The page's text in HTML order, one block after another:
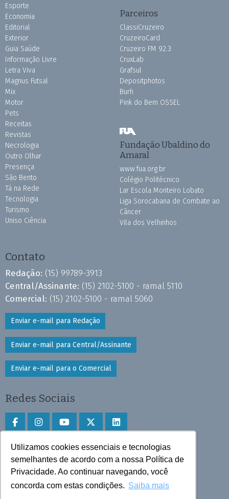
Utilizamos cookies essenciais e tecnologias
semelhantes de acordo com a nossa Política de
Privacidade. Ao continuar navegando, você
concorda com estas condições. Saiba mais
Esporte
Economia
Editorial
Exterior
Guia Saúde
Informação Livre
Letra Viva
Magnus Futsal
Mix
Motor
Pets
Receitas
Revistas
Necrologia
Outro Olhar
Presença
São Bento
Tá na Rede
Tecnologia
Turismo
Uniso Ciência
Parceiros
ClassiCruzeiro
CruzeiroCard
Cruzeiro FM 92.3
CruxLab
Grafsul
Depositphotos
Burh
Pink do Bem OSSEL
Fundação Ubaldino do
Amaral
www.fua.org.br
Colégio Politécnico
Lar Escola Monteiro Lobato
Liga Sorocabana de Combate ao
Câncer
Vila dos Velhinhos
Contato
Redação: (15) 99789-3913
Central/Assinante: (15) 2102-5100 - ramal 5110
Comercial: (15) 2102-5100 - ramal 5060
Enviar e-mail para Redação
Enviar e-mail para Central/Assinante
Enviar e-mail para o Comercial
Redes Sociais
Faça download do aplicativo
Play Store e App Store